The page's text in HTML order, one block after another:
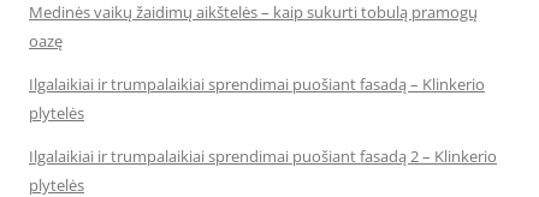
Medinės vaikų žaidimų aikštelės – kaip sukurti tobulą pramogų
oazę
Ilgalaikiai ir trumpalaikiai sprendimai puošiant fasadą – Klinkerio
plytelės
Ilgalaikiai ir trumpalaikiai sprendimai puošiant fasadą 2 – Klinkerio
plytelės